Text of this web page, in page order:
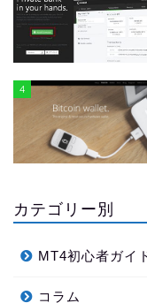
4
カテゴリー別
MT4初心者ガイ
コラム